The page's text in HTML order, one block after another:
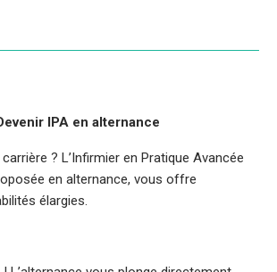
IPA en alternance
? L’Infirmier en Pratique Avancée
en alternance, vous offre
élargies.